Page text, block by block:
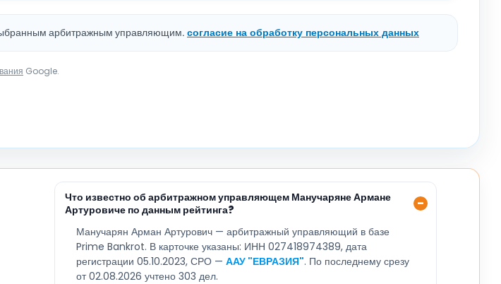
арбитражным управляющим.согласие на обработку персональных данных
Google.
Что известно об арбитражном управляющем Манучаряне Армане
Артуровиче по данным рейтинга?
Манучарян Арман Артурович — арбитражный управляющий в базе
Prime Bankrot. В карточке указаны: ИНН 027418974389, дата
регистрации 05.10.2023, СРО — ААУ "ЕВРАЗИЯ". По последнему срезу
от 02.08.2026 учтено 303 дел.